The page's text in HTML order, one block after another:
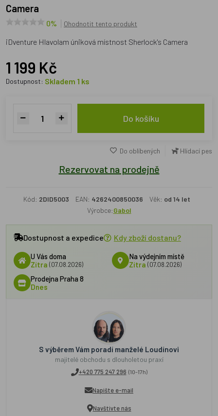
Camera
0% Ohodnotit tento produkt
iDventure Hlavolam úniková místnost Sherlock's Camera
1 199 Kč
Dostupnost: Skladem 1 ks
Do košíku
Do oblíbených Hlídací pes
Rezervovat na prodejně
Kód: 2DID5003 EAN: 4262400850036 Věk: od 14 let
Výrobce:Gabol
Dostupnost a expedice Kdy zboží dostanu?
U Vás doma
Zítra (07.08.2026)
Na výdejním místě
Zítra (07.08.2026)
Prodejna Praha 8
Dnes
S výběrem Vám poradí manželé Loudínovi
majitelé obchodu s dlouholetou praxí
+420 775 247 296 (10-17h)
Napište e-mail
Navštivte nás